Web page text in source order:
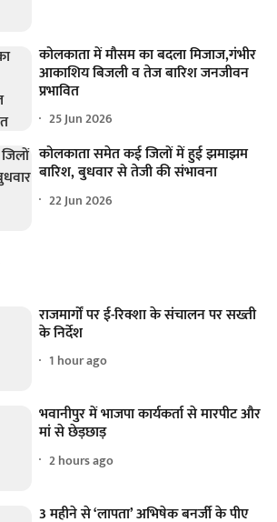
कोलकाता में मौसम का बदला मिजाज,गंभीर
आकाशिय बिजली व तेज बारिश जनजीवन
प्रभावित
25 Jun 2026
कोलकाता समेत कई जिलों में हुई झमाझम
बारिश, बुधवार से तेजी की संभावना
22 Jun 2026
राजमार्गों पर ई-रिक्शा के संचालन पर सख्ती
के निर्देश
1 hour ago
भवानीपुर में भाजपा कार्यकर्ता से मारपीट और
मां से छेड़छाड़
2 hours ago
3 महीने से ‘लापता’ अभिषेक बनर्जी के पीए